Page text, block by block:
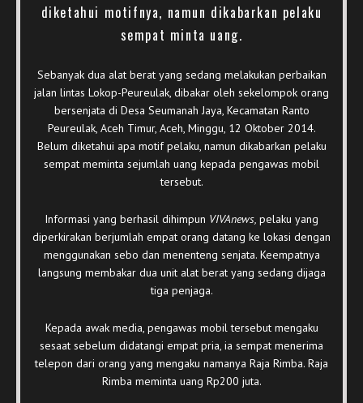
diketahui motifnya, namun dikabarkan pelaku
sempat minta uang.
Sebanyak dua alat berat yang sedang melakukan perbaikan
jalan lintas Lokop-Peureulak, dibakar oleh sekelompok orang
bersenjata di Desa Seumanah Jaya, Kecamatan Ranto
Peureulak, Aceh Timur, Aceh, Minggu, 12 Oktober 2014.
Belum diketahui apa motif pelaku, namun dikabarkan pelaku
sempat meminta sejumlah uang kepada pengawas mobil
tersebut.
Informasi yang berhasil dihimpun VIVAnews, pelaku yang
diperkirakan berjumlah empat orang datang ke lokasi dengan
menggunakan sebo dan menenteng senjata. Keempatnya
langsung membakar dua unit alat berat yang sedang dijaga
tiga penjaga.
Kepada awak media, pengawas mobil tersebut mengaku
sesaat sebelum didatangi empat pria, ia sempat menerima
telepon dari orang yang mengaku namanya Raja Rimba. Raja
Rimba meminta uang Rp200 juta.